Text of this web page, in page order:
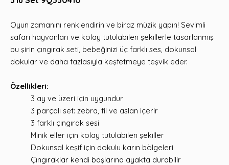
Oyun zamanını renklendirin ve biraz müzik yapın! Sevimli
safari hayvanları ve kolay tutulabilen şekillerle tasarlanmış
bu şirin çıngırak seti, bebeğinizi üç farklı ses, dokunsal
dokular ve daha fazlasıyla keşfetmeye teşvik eder.
Özellikleri:
3 ay ve üzeri için uygundur
3 parçalı set: zebra, fil ve aslan içerir
3 farklı çıngırak sesi
Minik eller için kolay tutulabilen şekiller
Dokunsal keşif için dokulu karın bölgeleri
Çıngıraklar kendi başlarına ayakta durabilir